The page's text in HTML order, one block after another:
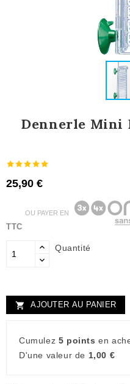
Dennerle Mini
25,90 €
TTC
OU PAYER EN
Quantité
 AJOUTER AU PANIER
Cumulez 5 points en
D'une valeur de 1,00 €